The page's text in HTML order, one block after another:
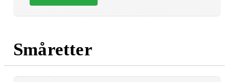
Småretter